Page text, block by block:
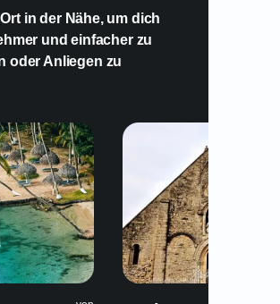
in der Nähe, um dich
und einfacher zu
oder Anliegen zu